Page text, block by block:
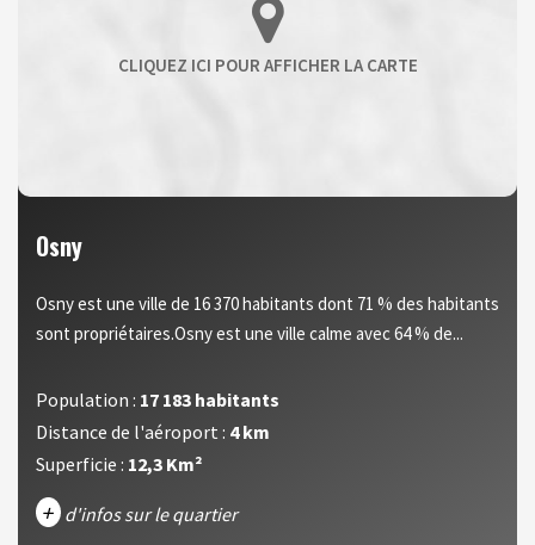
Osny
Osny est une ville de 16 370 habitants dont 71 % des habitants
sont propriétaires.Osny est une ville calme avec 64 % de...
Population : 17 183 habitants
Distance de l'aéroport : 4 km
Superficie : 12,3 Km²
+ d'infos sur le quartier